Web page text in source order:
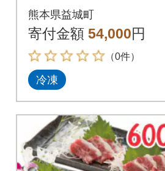
ト 600g(各300g)(益城
町)
熊本県益城町
寄付金額 54,000円
（0件）
冷凍